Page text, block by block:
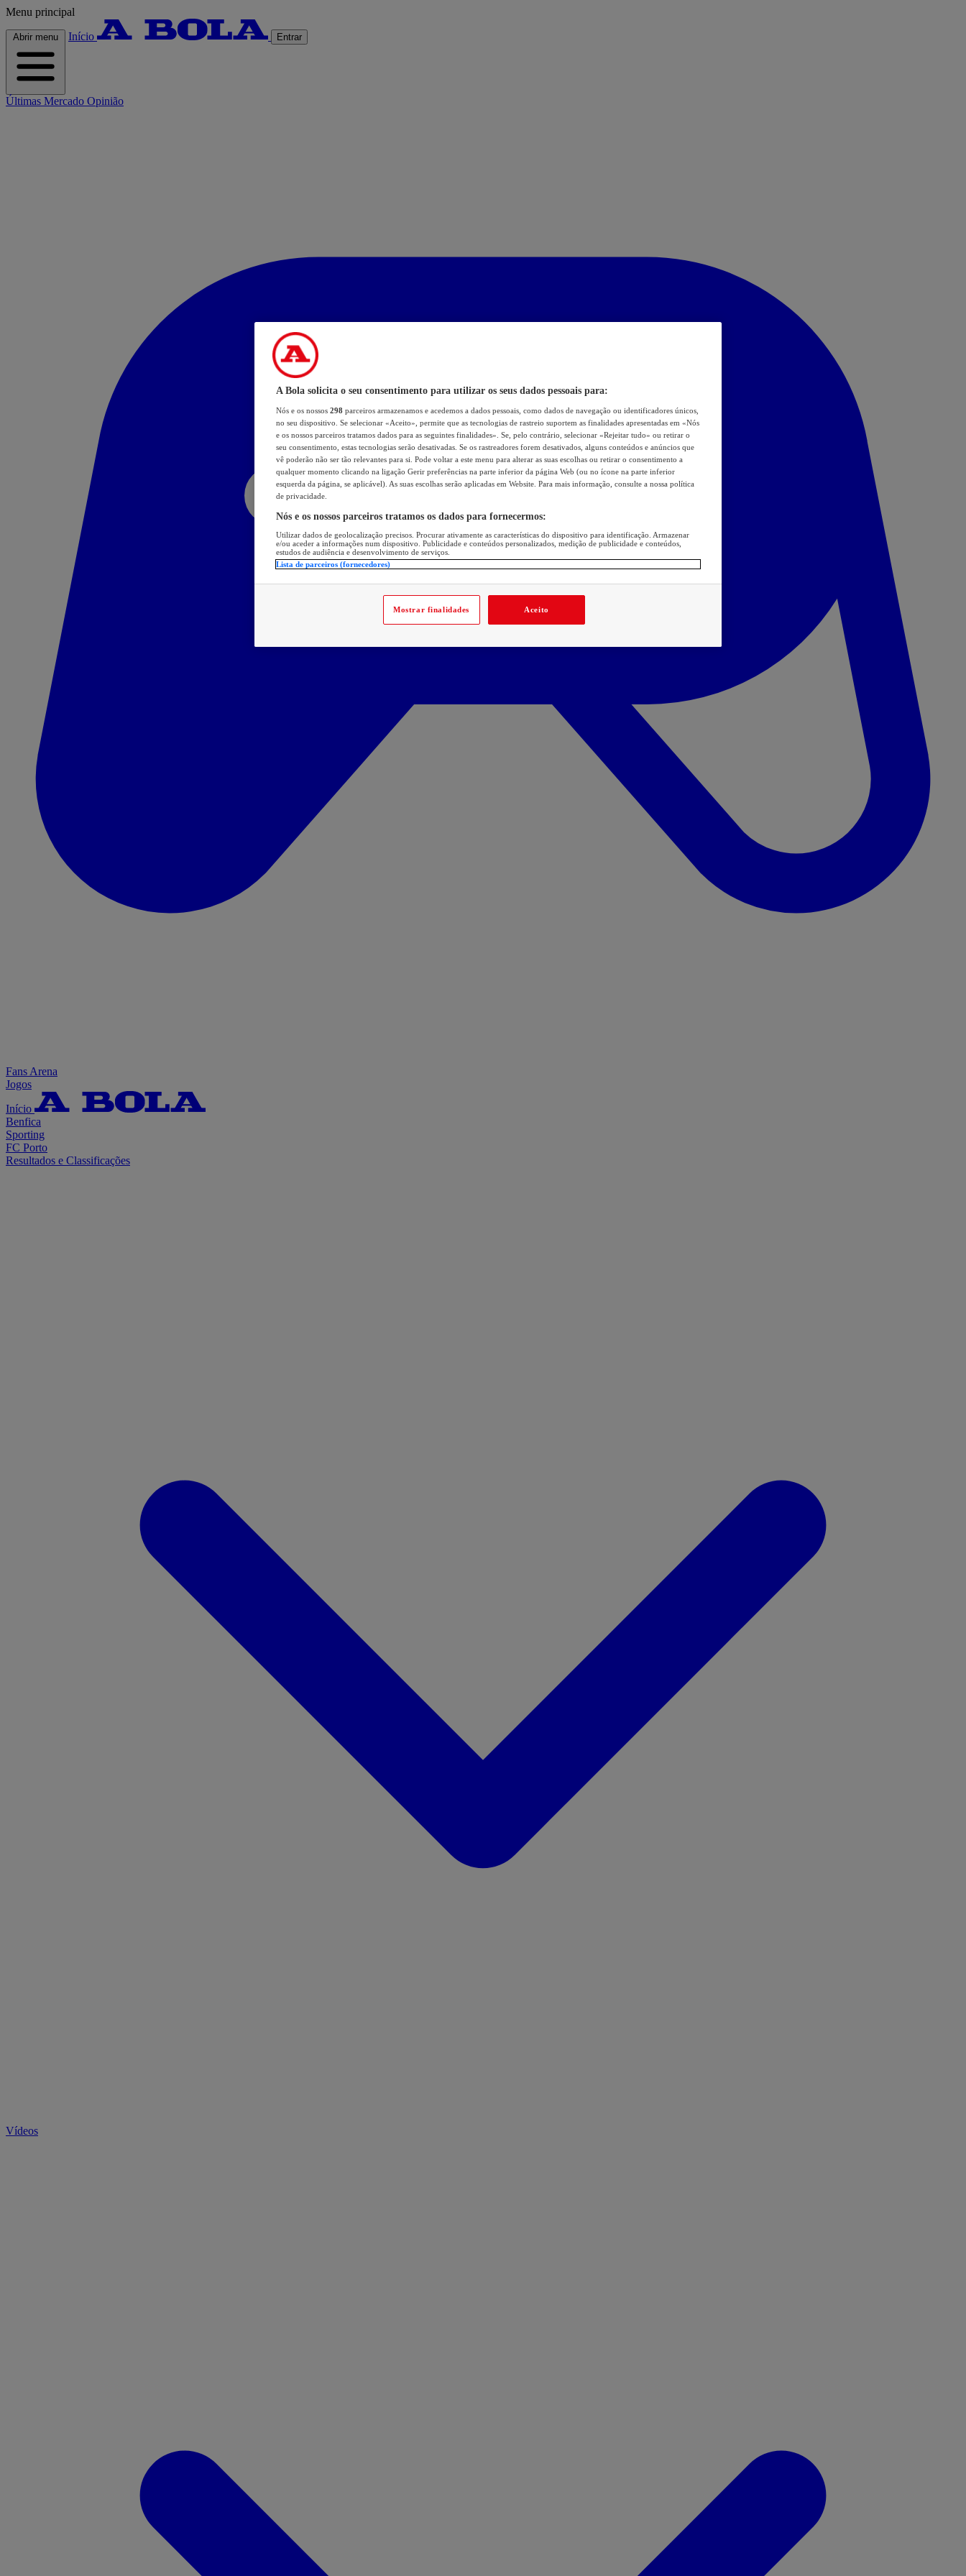
Menu principal
Abrir menu Início Entrar
Últimas Mercado Opinião
Fans Arena
Jogos
Início
Benfica
Sporting
FC Porto
Resultados e Classificações
Vídeos
A Bola solicita o seu consentimento para utilizar os seus dados pessoais para:
Nós e os nossos 298 parceiros armazenamos e acedemos a dados pessoais, como dados de navegação ou identificadores únicos,
no seu dispositivo. Se selecionar «Aceito», permite que as tecnologias de rastreio suportem as finalidades apresentadas em «Nós
e os nossos parceiros tratamos dados para as seguintes finalidades». Se, pelo contrário, selecionar «Rejeitar tudo» ou retirar o
seu consentimento, estas tecnologias serão desativadas. Se os rastreadores forem desativados, alguns conteúdos e anúncios que
vê poderão não ser tão relevantes para si. Pode voltar a este menu para alterar as suas escolhas ou retirar o consentimento a
qualquer momento clicando na ligação Gerir preferências na parte inferior da página Web (ou no ícone na parte inferior
esquerda da página, se aplicável). As suas escolhas serão aplicadas em Website. Para mais informação, consulte a nossa política
de privacidade.
Nós e os nossos parceiros tratamos os dados para fornecermos:
Utilizar dados de geolocalização precisos. Procurar ativamente as características do dispositivo para identificação. Armazenar
e/ou aceder a informações num dispositivo. Publicidade e conteúdos personalizados, medição de publicidade e conteúdos,
estudos de audiência e desenvolvimento de serviços.
Lista de parceiros (fornecedores)
Mostrar finalidades Aceito